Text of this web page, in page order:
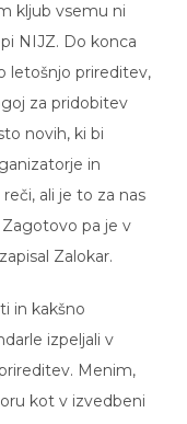
kljub vsemu ni
NIJZ. Do konca
letošnjo prireditev,
za pridobitev
novih, ki bi
in
ali je to za nas
pa je v
Zalokar.
in kakšno
izpeljali v
Menim,
kot v izvedbeni